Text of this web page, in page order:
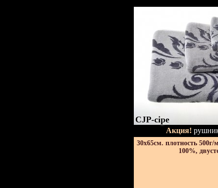
CJP-сіре
Акция!
30х65см. плотность 500г/
100%,